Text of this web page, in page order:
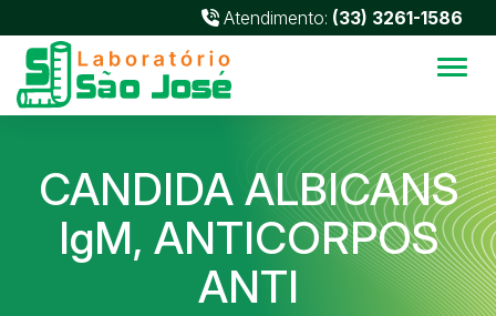
Atendimento: (33) 3261-1586
CANDIDA ALBICANS
IgM, ANTICORPOS
ANTI